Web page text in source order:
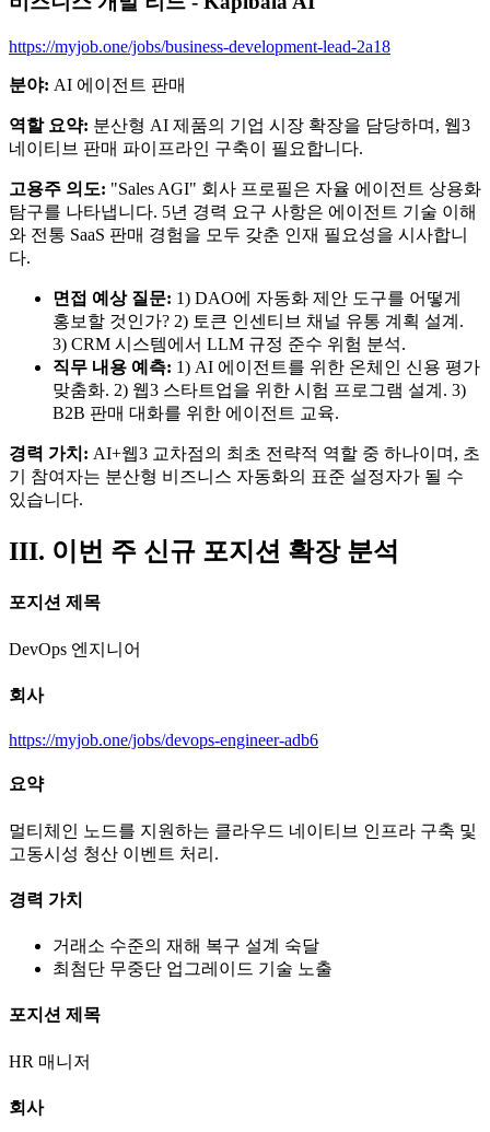
https://myjob.one/jobs/business-development-lead-2a18
분야: AI 에이전트 판매
역할 요약: 분산형 AI 제품의 기업 시장 확장을 담당하며, 웹3
네이티브 판매 파이프라인 구축이 필요합니다.
고용주 의도: "Sales AGI" 회사 프로필은 자율 에이전트 상용화
탐구를 나타냅니다. 5년 경력 요구 사항은 에이전트 기술 이해
와 전통 SaaS 판매 경험을 모두 갖춘 인재 필요성을 시사합니
다.
면접 예상 질문: 1) DAO에 자동화 제안 도구를 어떻게
홍보할 것인가? 2) 토큰 인센티브 채널 유통 계획 설계.
3) CRM 시스템에서 LLM 규정 준수 위험 분석.
직무 내용 예측: 1) AI 에이전트를 위한 온체인 신용 평가
맞춤화. 2) 웹3 스타트업을 위한 시험 프로그램 설계. 3)
B2B 판매 대화를 위한 에이전트 교육.
경력 가치: AI+웹3 교차점의 최초 전략적 역할 중 하나이며, 초
기 참여자는 분산형 비즈니스 자동화의 표준 설정자가 될 수
있습니다.
III. 이번 주 신규 포지션 확장 분석
포지션 제목
DevOps 엔지니어
회사
https://myjob.one/jobs/devops-engineer-adb6
요약
멀티체인 노드를 지원하는 클라우드 네이티브 인프라 구축 및
고동시성 청산 이벤트 처리.
경력 가치
거래소 수준의 재해 복구 설계 숙달
최첨단 무중단 업그레이드 기술 노출
포지션 제목
HR 매니저
회사